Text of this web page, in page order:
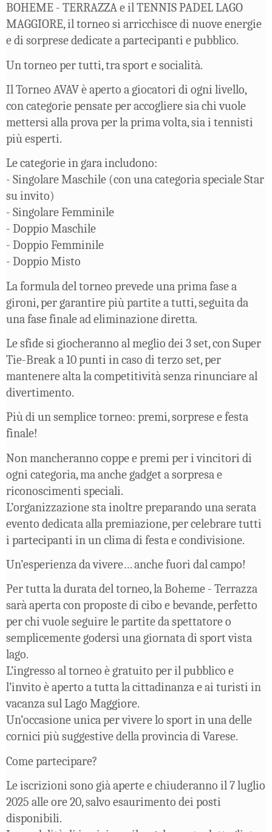
BOHEME - TERRAZZA e il TENNIS PADEL LAGO
MAGGIORE, il torneo si arricchisce di nuove energie
e di sorprese dedicate a partecipanti e pubblico.
Un torneo per tutti, tra sport e socialità.
Il Torneo AVAV è aperto a giocatori di ogni livello,
con categorie pensate per accogliere sia chi vuole
mettersi alla prova per la prima volta, sia i tennisti
più esperti.
Le categorie in gara includono:
- Singolare Maschile (con una categoria speciale Star
su invito)
- Singolare Femminile
- Doppio Maschile
- Doppio Femminile
- Doppio Misto
La formula del torneo prevede una prima fase a
gironi, per garantire più partite a tutti, seguita da
una fase finale ad eliminazione diretta.
Le sfide si giocheranno al meglio dei 3 set, con Super
Tie-Break a 10 punti in caso di terzo set, per
mantenere alta la competitività senza rinunciare al
divertimento.
Più di un semplice torneo: premi, sorprese e festa
finale!
Non mancheranno coppe e premi per i vincitori di
ogni categoria, ma anche gadget a sorpresa e
riconoscimenti speciali.
L’organizzazione sta inoltre preparando una serata
evento dedicata alla premiazione, per celebrare tutti
i partecipanti in un clima di festa e condivisione.
Un’esperienza da vivere… anche fuori dal campo!
Per tutta la durata del torneo, la Boheme - Terrazza
sarà aperta con proposte di cibo e bevande, perfetto
per chi vuole seguire le partite da spettatore o
semplicemente godersi una giornata di sport vista
lago.
L’ingresso al torneo è gratuito per il pubblico e
l’invito è aperto a tutta la cittadinanza e ai turisti in
vacanza sul Lago Maggiore.
Un’occasione unica per vivere lo sport in una delle
cornici più suggestive della provincia di Varese.
Come partecipare?
Le iscrizioni sono già aperte e chiuderanno il 7 luglio
2025 alle ore 20, salvo esaurimento dei posti
disponibili.